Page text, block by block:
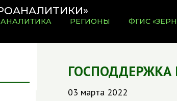
АНАЛИТИКА РЕГИОНЫ ФГИС
ГОСПОДДЕРЖКА
03 марта 2022